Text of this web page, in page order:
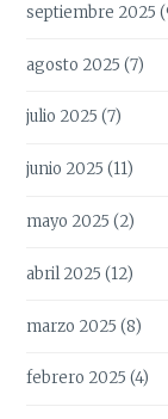
septiembre 2025
agosto 2025 (7)
julio 2025 (7)
junio 2025 (11)
mayo 2025 (2)
abril 2025 (12)
marzo 2025 (8)
febrero 2025 (4)